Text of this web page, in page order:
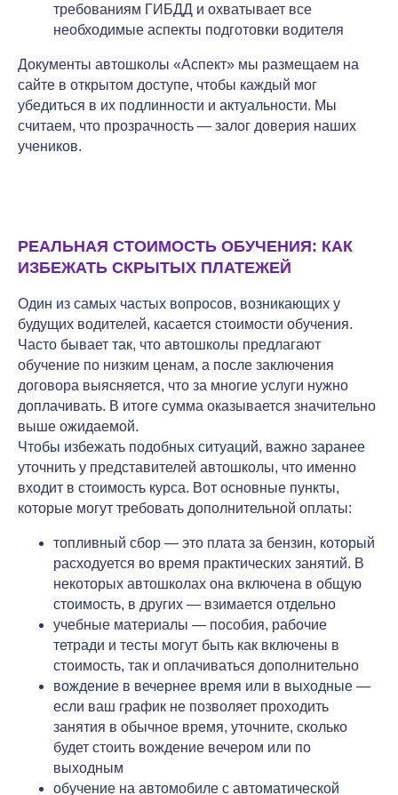
требованиям ГИБДД и охватывает все
необходимые аспекты подготовки водителя
Документы автошколы «Аспект» мы размещаем на
сайте в открытом доступе, чтобы каждый мог
убедиться в их подлинности и актуальности. Мы
считаем, что прозрачность — залог доверия наших
учеников.
РЕАЛЬНАЯ СТОИМОСТЬ ОБУЧЕНИЯ: КАК
ИЗБЕЖАТЬ СКРЫТЫХ ПЛАТЕЖЕЙ
Один из самых частых вопросов, возникающих у
будущих водителей, касается стоимости обучения.
Часто бывает так, что автошколы предлагают
обучение по низким ценам, а после заключения
договора выясняется, что за многие услуги нужно
доплачивать. В итоге сумма оказывается значительно
выше ожидаемой.
Чтобы избежать подобных ситуаций, важно заранее
уточнить у представителей автошколы, что именно
входит в стоимость курса. Вот основные пункты,
которые могут требовать дополнительной оплаты:
топливный сбор — это плата за бензин, который
расходуется во время практических занятий. В
некоторых автошколах она включена в общую
стоимость, в других — взимается отдельно
учебные материалы — пособия, рабочие
тетради и тесты могут быть как включены в
стоимость, так и оплачиваться дополнительно
вождение в вечернее время или в выходные —
если ваш график не позволяет проходить
занятия в обычное время, уточните, сколько
будет стоить вождение вечером или по
выходным
обучение на автомобиле с автоматической